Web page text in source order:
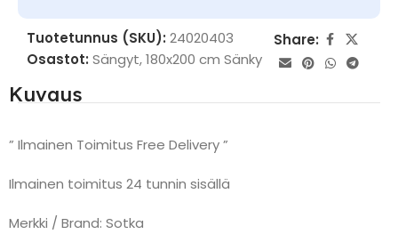
Tuotetunnus (SKU): 24020403
Osastot: Sängyt,180x200 cm Sänky
Share:
Kuvaus
” Ilmainen Toimitus Free Delivery ”
Ilmainen toimitus 24 tunnin sisällä
Merkki / Brand: Sotka